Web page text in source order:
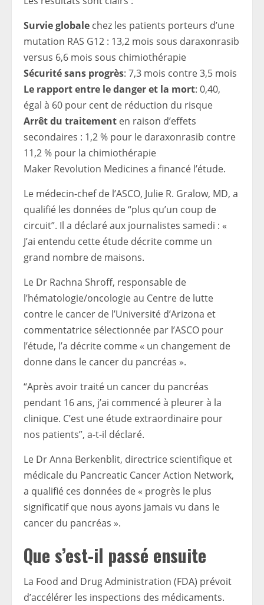
Survie globale chez les patients porteurs d’une
mutation RAS G12 : 13,2 mois sous daraxonrasib
versus 6,6 mois sous chimiothérapie
Sécurité sans progrès: 7,3 mois contre 3,5 mois
Le rapport entre le danger et la mort: 0,40,
égal à 60 pour cent de réduction du risque
Arrêt du traitement en raison d’effets
secondaires : 1,2 % pour le daraxonrasib contre
11,2 % pour la chimiothérapie
Maker Revolution Medicines a financé l’étude.
Le médecin-chef de l’ASCO, Julie R. Gralow, MD, a
qualifié les données de “plus qu’un coup de
circuit”. Il a déclaré aux journalistes samedi : «
J’ai entendu cette étude décrite comme un
grand nombre de maisons.
Le Dr Rachna Shroff, responsable de
l’hématologie/oncologie au Centre de lutte
contre le cancer de l’Université d’Arizona et
commentatrice sélectionnée par l’ASCO pour
l’étude, l’a décrite comme « un changement de
donne dans le cancer du pancréas ».
“Après avoir traité un cancer du pancréas
pendant 16 ans, j’ai commencé à pleurer à la
clinique. C’est une étude extraordinaire pour
nos patients”, a-t-il déclaré.
Le Dr Anna Berkenblit, directrice scientifique et
médicale du Pancreatic Cancer Action Network,
a qualifié ces données de « progrès le plus
significatif que nous ayons jamais vu dans le
cancer du pancréas ».
Que s’est-il passé ensuite
La Food and Drug Administration (FDA) prévoit
d’accélérer les inspections des médicaments.